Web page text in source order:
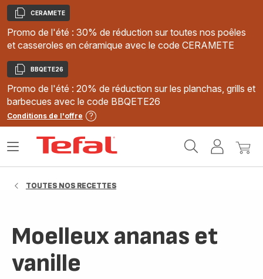
Copier
CERAMETE
Promo de l'été : 30% de réduction sur toutes nos poêles
et casseroles en céramique avec le code CERAMETE
Copier
BBQETE26
Promo de l'été : 20% de réduction sur les planchas, grills et
barbecues avec le code BBQETE26
Conditions de l'offre
MonMon
Ouvrir
TOUTES NOS RECETTES
Moelleux ananas et
vanille